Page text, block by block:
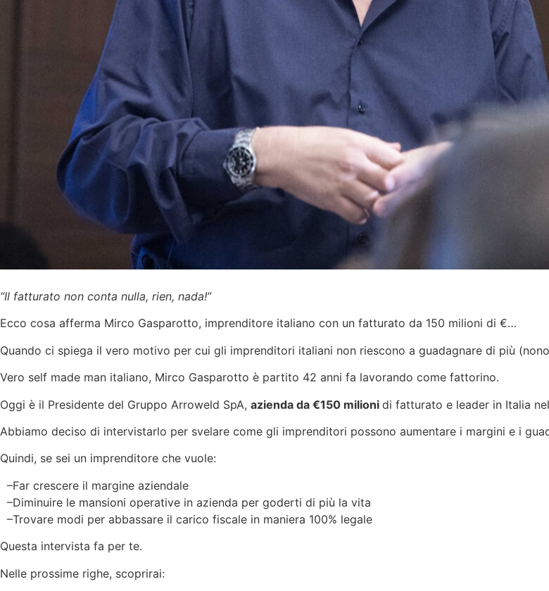
“Il fatturato non conta nulla, rien, nada!”
Ecco cosa afferma Mirco Gasparotto, imprenditore italiano con un fatturato da 150 milioni di €…
Quando ci spiega il vero motivo per cui gli imprenditori italiani non riescono a guadagnare di più
Vero self made man italiano, Mirco Gasparotto è partito 42 anni fa lavorando come fattorino.
Oggi è il Presidente del Gruppo Arroweld SpA, azienda da €150 milioni di fatturato e leader in Italia
Abbiamo deciso di intervistarlo per svelare come gli imprenditori possono aumentare i margini e i
Quindi, se sei un imprenditore che vuole:
–Far crescere il margine aziendale
–Diminuire le mansioni operative in azienda per goderti di più la vita
–Trovare modi per abbassare il carico fiscale in maniera 100% legale
Questa intervista fa per te.
Nelle prossime righe, scoprirai: